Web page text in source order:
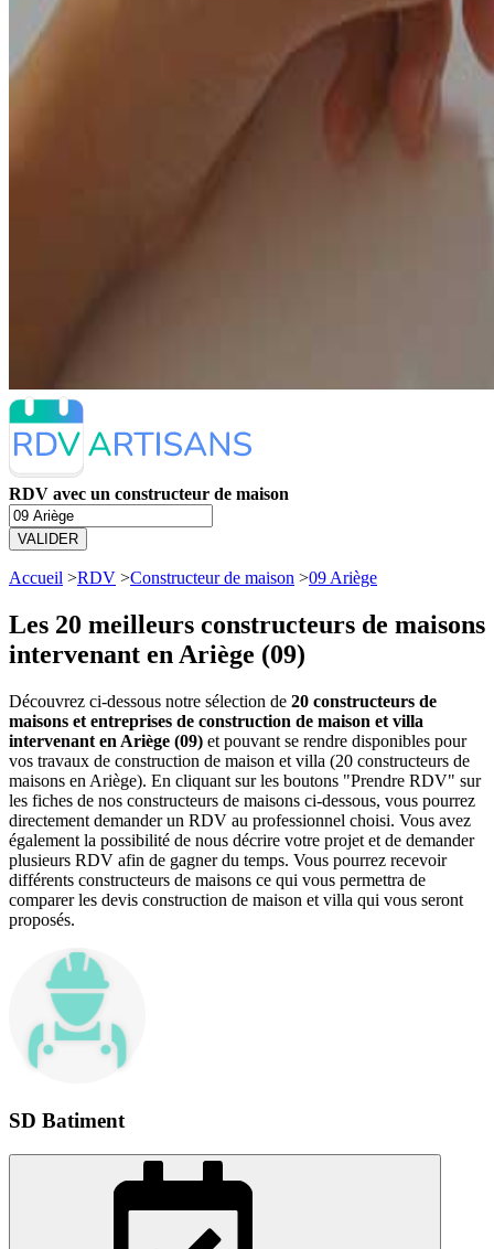
RDV avec un constructeur de maison
VALIDER
Accueil >RDV >Constructeur de maison >09 Ariège
Les 20 meilleurs constructeurs de maisons
intervenant en Ariège (09)
Découvrez ci-dessous notre sélection de 20 constructeurs de
maisons et entreprises de construction de maison et villa
intervenant en Ariège (09) et pouvant se rendre disponibles pour
vos travaux de construction de maison et villa (20 constructeurs de
maisons en Ariège). En cliquant sur les boutons "Prendre RDV" sur
les fiches de nos constructeurs de maisons ci-dessous, vous pourrez
directement demander un RDV au professionnel choisi. Vous avez
également la possibilité de nous décrire votre projet et de demander
plusieurs RDV afin de gagner du temps. Vous pourrez recevoir
différents constructeurs de maisons ce qui vous permettra de
comparer les devis construction de maison et villa qui vous seront
proposés.
SD Batiment